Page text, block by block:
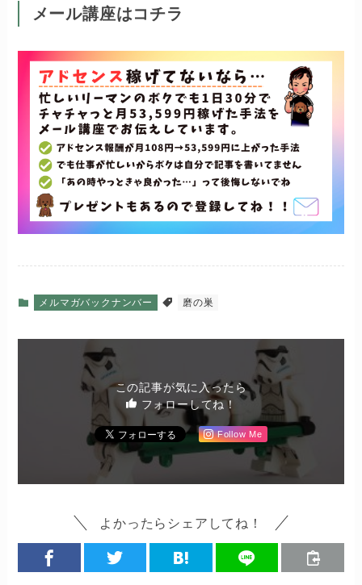
メール講座はコチラ
メルマガバックナンバー 磨の巣
この記事が気に入ったら
フォローしてね！
Follow Me
よかったらシェアしてね！